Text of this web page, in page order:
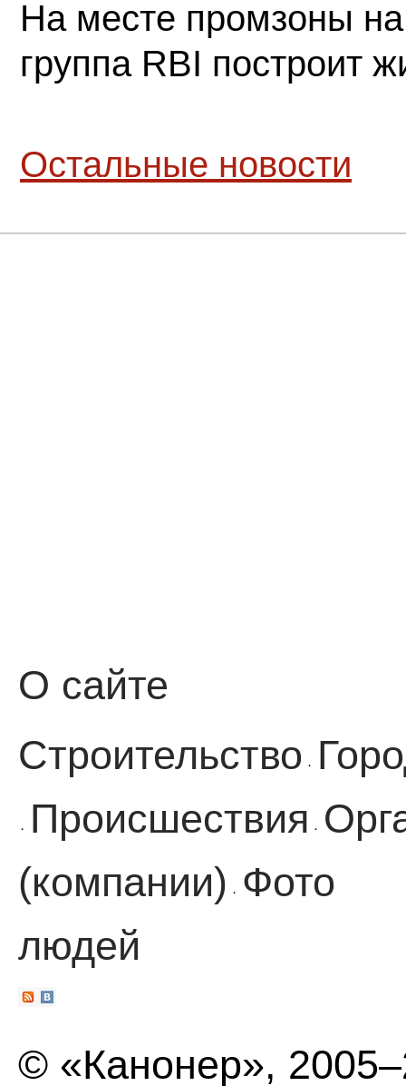
На месте промзоны
группа RBI построит
Остальные новости
О сайте
Строительство ·
· Происшествия ·
(компании)
·
Фото
людей
© «Канонер»,